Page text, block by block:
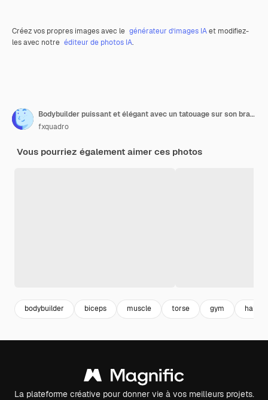
Créez vos propres images avec le générateur d’images IAet modifiez-
les avec notre éditeur de photos IA.
Bodybuilder puissant et élégant avec un tatouage sur son bras, faisant les exercices sur un biceps avec des haltères, regardez la caméra avec un regard confiant. Concept d'art du feu.
fxquadro
Vous pourriez également aimer ces photos
bodybuilder biceps muscle torse gym haltere
La plateforme créative pour donner vie à vos meilleurs projets.